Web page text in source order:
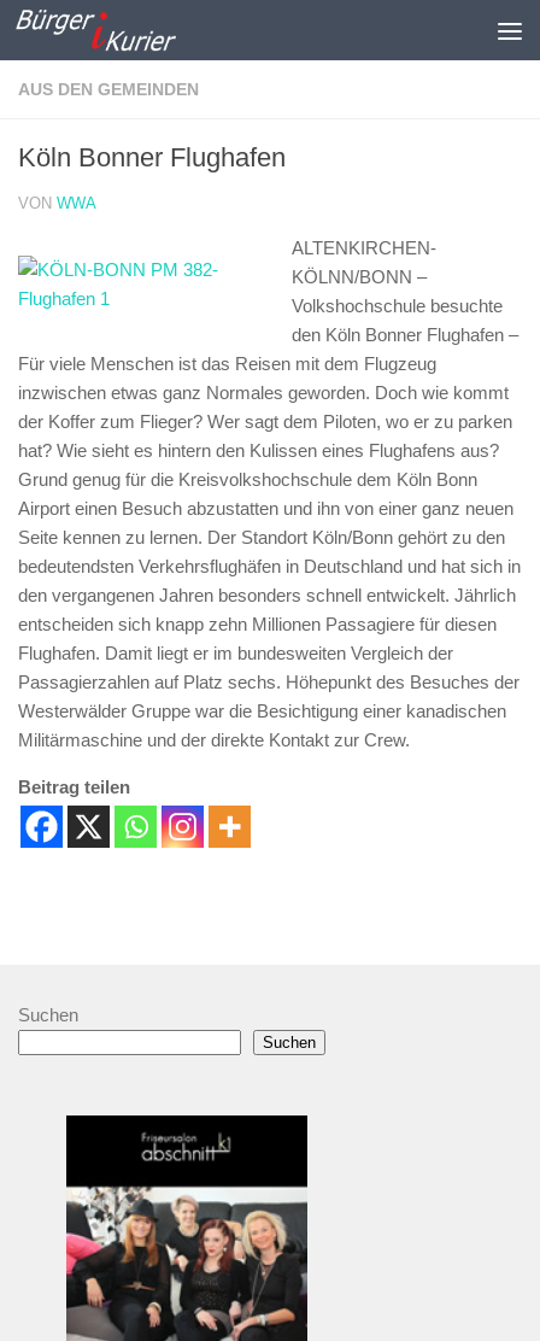
Zum Inhalt springen
AUS DEN GEMEINDEN
Köln Bonner Flughafen
VON WWA
ALTENKIRCHEN-
KÖLNN/BONN –
Volkshochschule besuchte
den Köln Bonner Flughafen –
Für viele Menschen ist das Reisen mit dem Flugzeug
inzwischen etwas ganz Normales geworden. Doch wie kommt
der Koffer zum Flieger? Wer sagt dem Piloten, wo er zu parken
hat? Wie sieht es hintern den Kulissen eines Flughafens aus?
Grund genug für die Kreisvolkshochschule dem Köln Bonn
Airport einen Besuch abzustatten und ihn von einer ganz neuen
Seite kennen zu lernen. Der Standort Köln/Bonn gehört zu den
bedeutendsten Verkehrsflughäfen in Deutschland und hat sich in
den vergangenen Jahren besonders schnell entwickelt. Jährlich
entscheiden sich knapp zehn Millionen Passagiere für diesen
Flughafen. Damit liegt er im bundesweiten Vergleich der
Passagierzahlen auf Platz sechs. Höhepunkt des Besuches der
Westerwälder Gruppe war die Besichtigung einer kanadischen
Militärmaschine und der direkte Kontakt zur Crew.
Beitrag teilen
Suchen
Suchen